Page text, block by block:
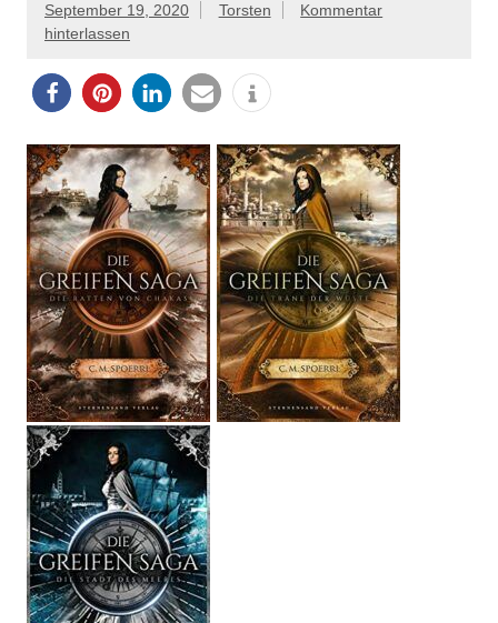
September 19, 2020 Torsten
Kommentar
hinterlassen